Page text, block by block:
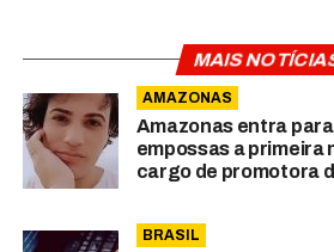
MAIS
AMAZONAS
Amazonas entra
empossas a primeira
cargo de promotora
BRASIL